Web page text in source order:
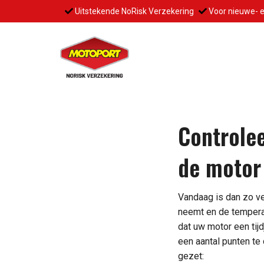
Uitstekende NoRisk Verzekering Voor nieuwe-
de
Vandaag is dan zo
neemt en de
dat uw motor een
een aantal punten
gezet: